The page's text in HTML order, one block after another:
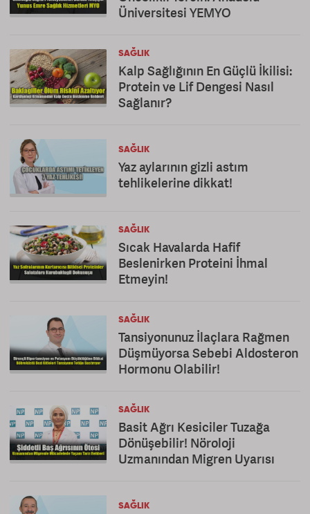
Üniversitesi YEMYO
SAĞLIK
Kalp Sağlığının En Güçlü İkilisi:
Protein ve Lif Dengesi Nasıl
Sağlanır?
SAĞLIK
Yaz aylarının gizli astım
tehlikelerine dikkat!
SAĞLIK
Sıcak Havalarda Hafif
Beslenirken Proteini İhmal
Etmeyin!
SAĞLIK
Tansiyonunuz İlaçlara Rağmen
Düşmüyorsa Sebebi Aldosteron
Hormonu Olabilir!
SAĞLIK
Basit Ağrı Kesiciler Tuzağa
Dönüşebilir! Nöroloji
Uzmanından Migren Uyarısı
SAĞLIK